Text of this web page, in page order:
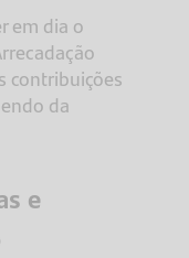
em dia o
contribuições
da
e